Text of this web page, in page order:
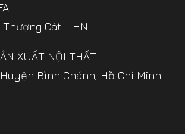
Cát - HN.
XUẤT NỘI THẤT
Bình Chánh, Hồ Chí Minh.